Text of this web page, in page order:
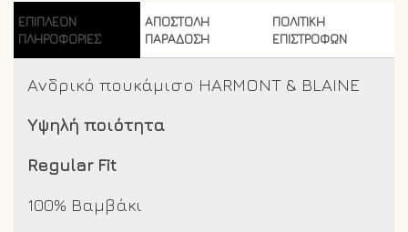
ποσότητα
ΕΠΙΠΛΈΟΝ
ΠΛΗΡΟΦΟΡΊΕΣ
ΑΠΟΣΤΟΛΗ
ΠΑΡΑΔΟΣΗ
ΠΟΛΙΤΙΚΗ
ΕΠΙΣΤΡΟΦΩΝ
Ανδρικό πουκάμισο HARMONT & BLAINE
Υψηλή ποιότητα
Regular Fit
100% Βαμβάκι